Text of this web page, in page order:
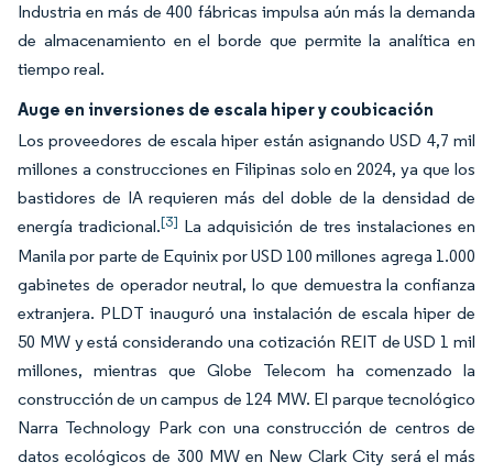
Industria en más de 400 fábricas impulsa aún más la demanda
de almacenamiento en el borde que permite la analítica en
tiempo real.
Auge en inversiones de escala hiper y coubicación
Los proveedores de escala hiper están asignando USD 4,7 mil
millones a construcciones en Filipinas solo en 2024, ya que los
bastidores de IA requieren más del doble de la densidad de
energía tradicional.[3] La adquisición de tres instalaciones en
Manila por parte de Equinix por USD 100 millones agrega 1.000
gabinetes de operador neutral, lo que demuestra la confianza
extranjera. PLDT inauguró una instalación de escala hiper de
50 MW y está considerando una cotización REIT de USD 1 mil
millones, mientras que Globe Telecom ha comenzado la
construcción de un campus de 124 MW. El parque tecnológico
Narra Technology Park con una construcción de centros de
datos ecológicos de 300 MW en New Clark City será el más